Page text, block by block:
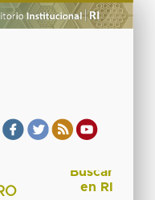
Buscar
en RI